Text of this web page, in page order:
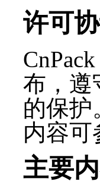
许可
布，遵
的保护
内容可
主要